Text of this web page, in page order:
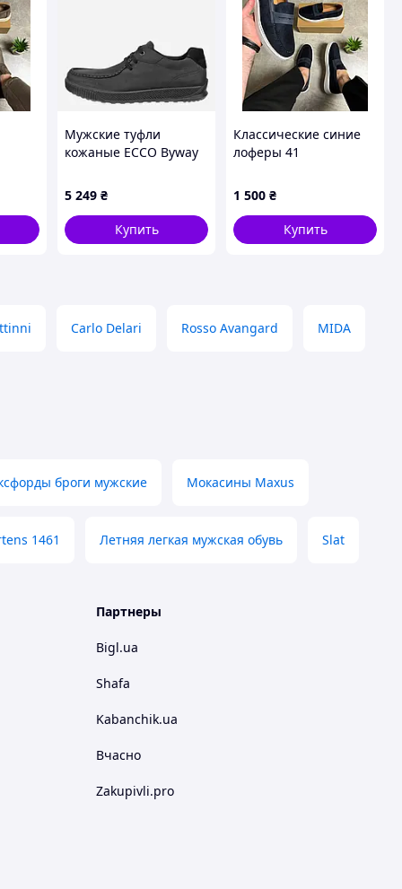
Мужские туфли
кожаные ECCO Byway
46 Черные
(194892164374)
5 249 ₴
Купить
Классические синие
лоферы 41
1 500 ₴
Купить
Carlo Delari Rosso Avangard MIDA
броги мужские Мокасины Maxus
1461 Летняя легкая мужская обувь Slat
Партнеры
Bigl.ua
Shafa
Kabanchik.ua
Вчасно
Zakupivli.pro